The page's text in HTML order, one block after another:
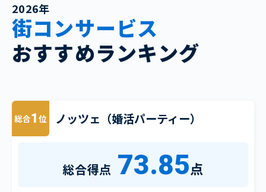
2026年
街コンサービス
おすすめランキング
総合1 位 ノッツェ（婚活パーティー）
総合得点 73.85点